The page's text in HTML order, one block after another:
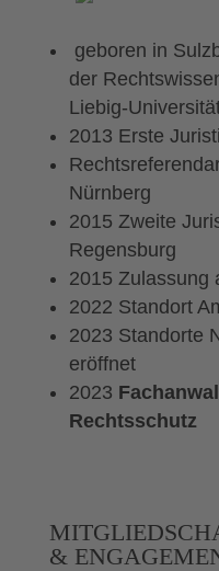
geboren in
der
Liebig-
2013 Erste
Nürnberg
2015 Zweite
Regensburg
2015 Zulassung
2022 Standort
2023 Standorte
eröffnet
2023
Rechtsschutz
&